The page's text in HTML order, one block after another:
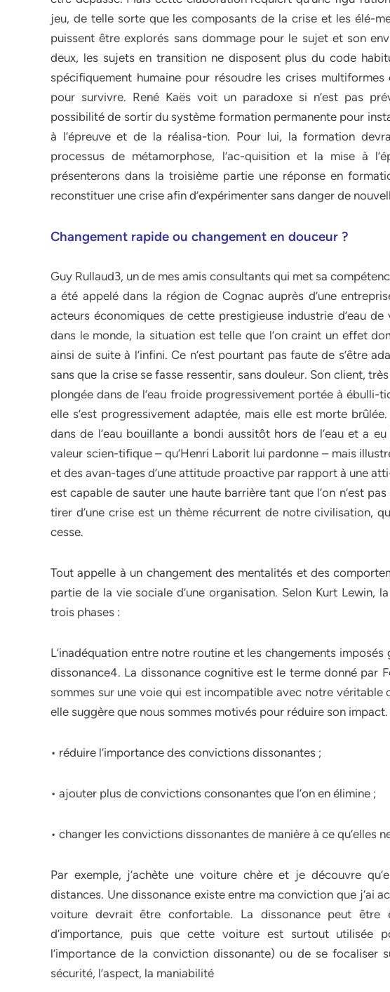
jeu, de telle sorte que les composants de la crise et les élé-
puissent être explorés sans dommage pour le sujet et son
deux, les sujets en transition ne disposent plus du code
spécifiquement humaine pour résoudre les crises
pour survivre. René Kaës voit un paradoxe si n’est pas
possibilité de sortir du système formation permanente pour
à l’épreuve et de la réalisa-tion. Pour lui, la formation
processus de métamorphose, l’ac-quisition et la mise à
présenterons dans la troisième partie une réponse en
reconstituer une crise afin d’expérimenter sans danger de
Changement rapide ou changement en douceur ?
Guy Rullaud3, un de mes amis consultants qui met sa
a été appelé dans la région de Cognac auprès d’une
acteurs économiques de cette prestigieuse industrie d’eau
dans le monde, la situation est telle que l’on craint un effet
ainsi de suite à l’infini. Ce n’est pourtant pas faute de s’être
sans que la crise se fasse ressentir, sans douleur. Son client,
plongée dans de l’eau froide progressivement portée à ébulli-
elle s’est progressivement adaptée, mais elle est morte
dans de l’eau bouillante a bondi aussitôt hors de l’eau et a
valeur scien-tifique – qu’Henri Laborit lui pardonne – mais
et des avan-tages d’une attitude proactive par rapport à une
est capable de sauter une haute barrière tant que l’on n’est
tirer d’une crise est un thème récurrent de notre civilisation,
cesse.
Tout appelle à un changement des mentalités et des
partie de la vie sociale d’une organisation. Selon Kurt Lewin,
trois phases :
L’inadéquation entre notre routine et les changements
dissonance4. La dissonance cognitive est le terme donné par
sommes sur une voie qui est incompatible avec notre véritable
elle suggère que nous sommes motivés pour réduire son
• réduire l’importance des convictions dissonantes ;
• ajouter plus de convictions consonantes que l’on en élimine ;
• changer les convictions dissonantes de manière à ce qu’elles
Par exemple, j’achète une voiture chère et je découvre
distances. Une dissonance existe entre ma conviction que j’ai
voiture devrait être confortable. La dissonance peut être
d’importance, puis que cette voiture est surtout utilisée
l’importance de la conviction dissonante) ou de se
sécurité, l’aspect, la maniabilité